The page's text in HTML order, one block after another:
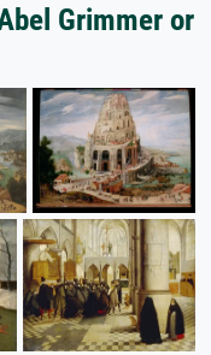
Grimmer or